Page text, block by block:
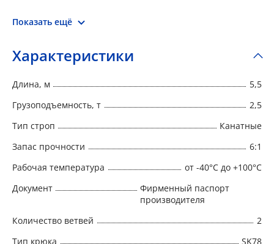
Показать ещё
Характеристики
Длина, м
5,5
Грузоподъемность, т
2,5
Тип строп
Канатные
Запас прочности
6:1
Рабочая температура
от -40°C до +100°C
Документ
Фирменный паспорт
производителя
Количество ветвей
2
Тип крюка
SK78